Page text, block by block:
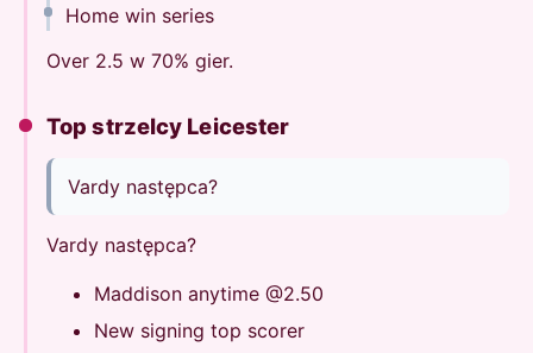
Home win series
Over 2.5 w 70% gier.
Top strzelcy Leicester
Vardy następca?
Vardy następca?
Maddison anytime @2.50
New signing top scorer